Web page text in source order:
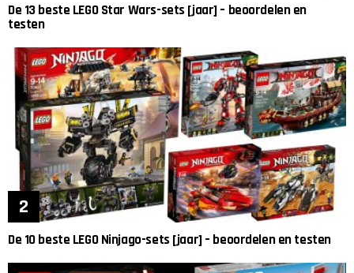
De 13 beste LEGO Star Wars-sets [jaar] – beoordelen en
testen
De 10 beste LEGO Ninjago-sets [jaar] – beoordelen en testen